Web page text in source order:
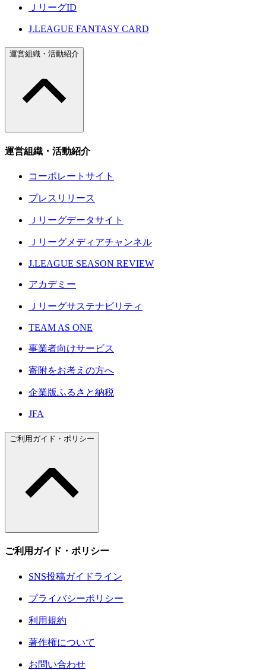
ＪリーグID
J.LEAGUE FANTASY CARD
運営組織・活動紹介
運営組織・活動紹介
コーポレートサイト
プレスリリース
Ｊリーグデータサイト
Ｊリーグメディアチャンネル
J.LEAGUE SEASON REVIEW
アカデミー
Ｊリーグサステナビリティ
TEAM AS ONE
事業者向けサービス
寄附をお考えの方へ
企業版ふるさと納税
JFA
ご利用ガイド・ポリシー
ご利用ガイド・ポリシー
SNS投稿ガイドライン
プライバシーポリシー
利用規約
著作権について
お問い合わせ